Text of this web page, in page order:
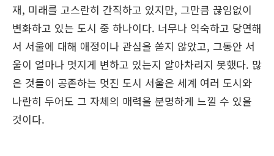
재, 미래를 고스란히 간직하고 있지만, 그만큼 끊임없이
변화하고 있는 도시 중 하나이다. 너무나 익숙하고 당연해
서 서울에 대해 애정이나 관심을 쏟지 않았고, 그동안 서
울이 얼마나 멋지게 변하고 있는지 알아차리지 못했다. 많
은 것들이 공존하는 멋진 도시 서울은 세계 여러 도시와
나란히 두어도 그 자체의 매력을 분명하게 느낄 수 있을
것이다.